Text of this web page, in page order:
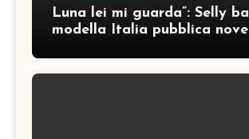
Luna lei mi guarda”: Selly
modella Italia pubblica